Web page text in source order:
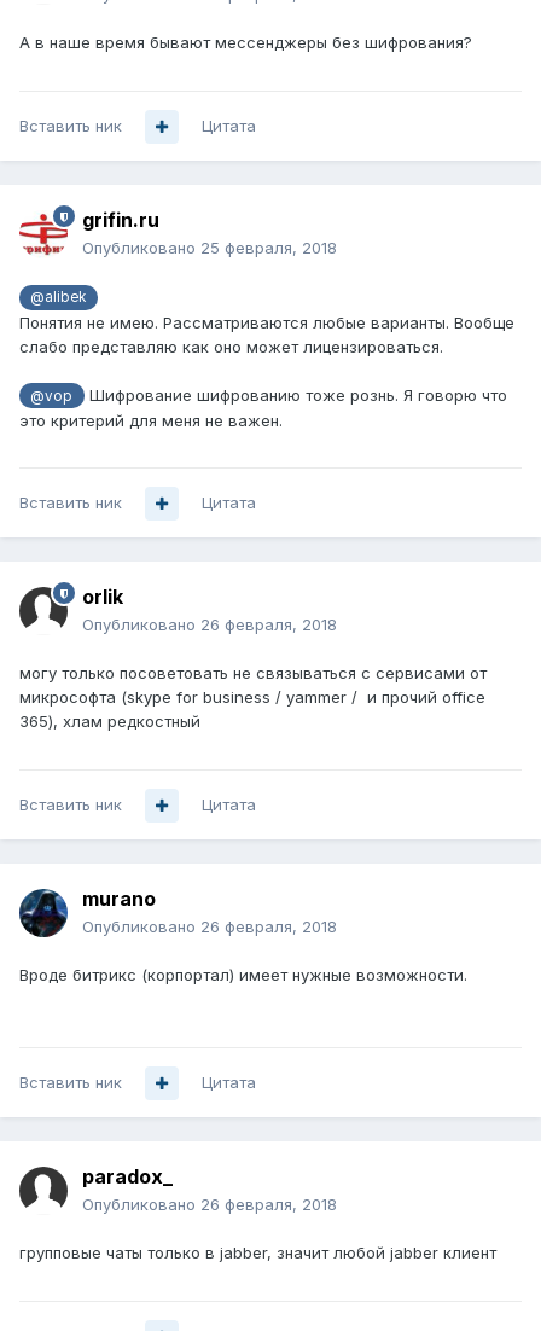
А в наше время бывают мессенджеры без шифрования?
Вставить ник Цитата
grifin.ru
Опубликовано 25 февраля, 2018
@alibek
Понятия не имею. Рассматриваются любые варианты. Вообще
слабо представляю как оно может лицензироваться.
@vop
Шифрование шифрованию тоже рознь. Я говорю что
это критерий для меня не важен.
Вставить ник Цитата
orlik
Опубликовано 26 февраля, 2018
могу только посоветовать не связываться с сервисами от
микрософта (skype for business / yammer / и прочий office
365), хлам редкостный
Вставить ник Цитата
murano
Опубликовано 26 февраля, 2018
Вроде битрикс (корпортал) имеет нужные возможности.
Вставить ник Цитата
paradox_
Опубликовано 26 февраля, 2018
групповые чаты только в jabber, значит любой jabber клиент